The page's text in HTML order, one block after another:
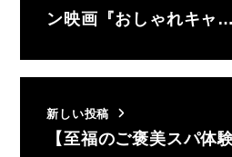
ン映画『おしゃれキャ…
新しい投稿
【至福のご褒美スパ体